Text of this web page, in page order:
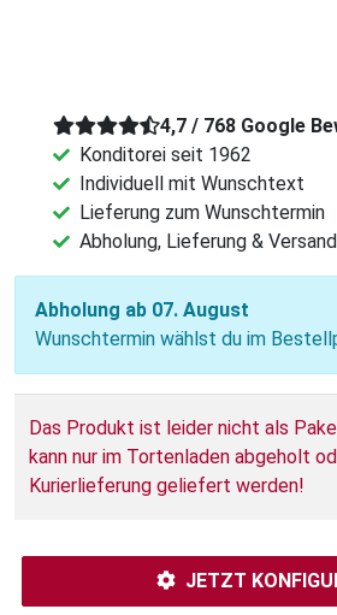
4,7 / 768 Google
Konditorei seit 1962
Individuell mit Wunschtext
Lieferung zum Wunschtermin
Abholung, Lieferung &
Abholung ab 07. August
Wunschtermin wählst du im
Das Produkt ist leider nicht als
kann nur im Tortenladen abgeholt
Kurierlieferung geliefert werden!
JETZT